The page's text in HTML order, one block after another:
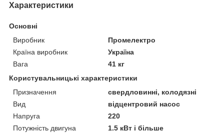
Характеристики
Основні
Виробник
Промелектро
Країна виробник
Україна
Вага
41 кг
Користувальницькі характеристики
Призначення
свердловинні, колодязні
Вид
відцентровий насос
Напруга
220
Потужність двигуна
1.5 кВт і більше